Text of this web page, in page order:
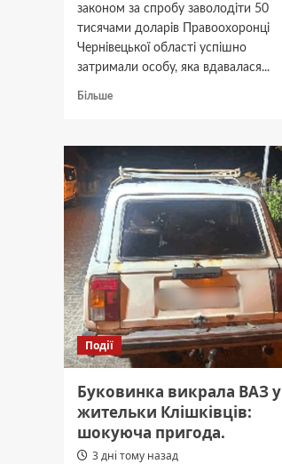
законом за спробу заволодіти 50
тисячами доларів Правоохоронці
Чернівецької області успішно
затримали особу, яка вдавалася...
БільшеДокладніше
$50
неіснуючого
боргу:
на
Буковині
затримали
кримінального
авторитета.
Події
Буковинка викрала ВАЗ у
жительки Клішківців:
шокуюча пригода.
3 дні тому назад